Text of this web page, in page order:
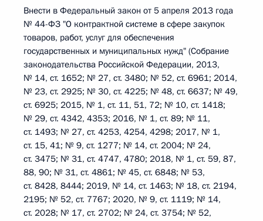
Внести в Федеральный закон от 5 апреля 2013 года
№ 44-ФЗ "О контрактной системе в сфере закупок
товаров, работ, услуг для обеспечения
государственных и муниципальных нужд" (Собрание
законодательства Российской Федерации, 2013,
№ 14, ст. 1652; № 27, ст. 3480; № 52, ст. 6961; 2014,
№ 23, ст. 2925; № 30, ст. 4225; № 48, ст. 6637; № 49,
ст. 6925; 2015, № 1, ст. 11, 51, 72; № 10, ст. 1418;
№ 29, ст. 4342, 4353; 2016, № 1, ст. 89; № 11,
ст. 1493; № 27, ст. 4253, 4254, 4298; 2017, № 1,
ст. 15, 41; № 9, ст. 1277; № 14, ст. 2004; № 24,
ст. 3475; № 31, ст. 4747, 4780; 2018, № 1, ст. 59, 87,
88, 90; № 31, ст. 4861; № 45, ст. 6848; № 53,
ст. 8428, 8444; 2019, № 14, ст. 1463; № 18, ст. 2194,
2195; № 52, ст. 7767; 2020, № 9, ст. 1119; № 14,
ст. 2028; № 17, ст. 2702; № 24, ст. 3754; № 52,